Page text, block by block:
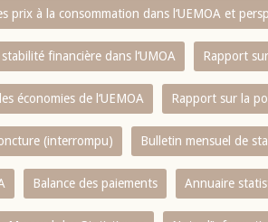
prix à la consommation dans l‘UEMOA et
financière dans l‘UMOA Rapport
économies de l‘UEMOA Rapport sur la
(interrompu) Bulletin mensuel de
Balance des paiements Annuaire